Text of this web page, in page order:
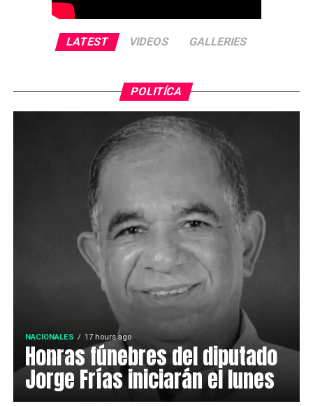
LATEST VIDEOS GALLERIES
POLITÍCA
NACIONALES 17 hours ago
Honras fúnebres del diputado
Jorge Frías iniciarán el lunes